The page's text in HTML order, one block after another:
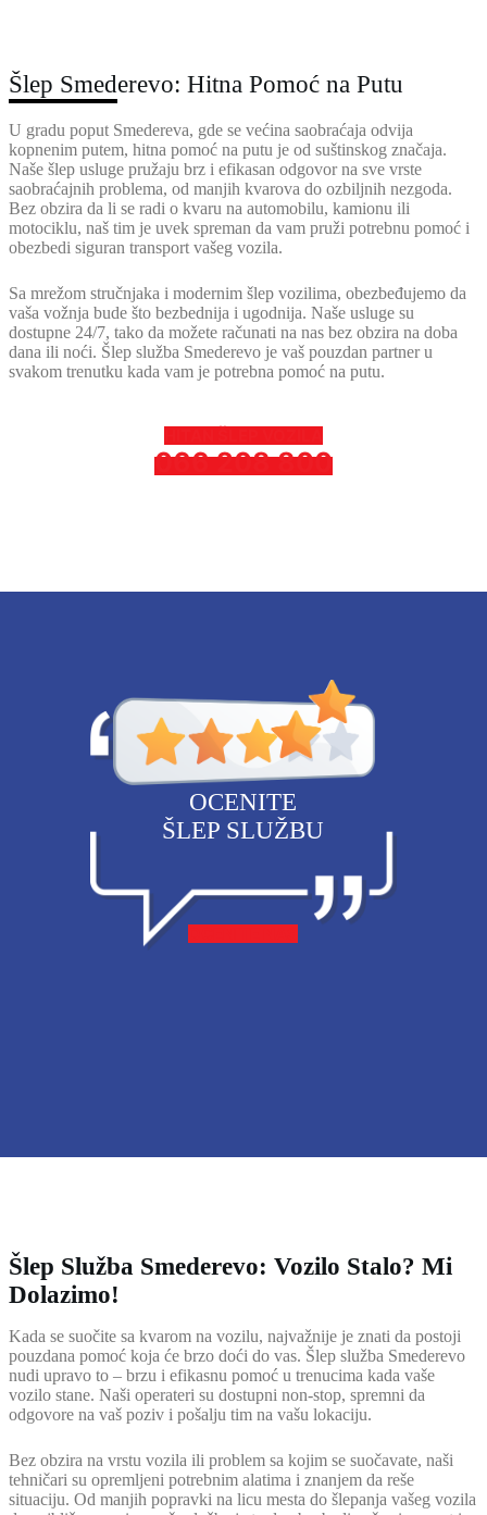
Šlep Smederevo: Hitna Pomoć na Putu
U gradu poput Smedereva, gde se većina saobraćaja odvija
kopnenim putem, hitna pomoć na putu je od suštinskog značaja.
Naše šlep usluge pružaju brz i efikasan odgovor na sve vrste
saobraćajnih problema, od manjih kvarova do ozbiljnih nezgoda.
Bez obzira da li se radi o kvaru na automobilu, kamionu ili
motociklu, naš tim je uvek spreman da vam pruži potrebnu pomoć i
obezbedi siguran transport vašeg vozila.
Sa mrežom stručnjaka i modernim šlep vozilima, obezbeđujemo da
vaša vožnja bude što bezbednija i ugodnija. Naše usluge su
dostupne 24/7, tako da možete računati na nas bez obzira na doba
dana ili noći. Šlep služba Smederevo je vaš pouzdan partner u
svakom trenutku kada vam je potrebna pomoć na putu.
066 208 800
OCENITE
ŠLEP SLUŽBU
Šlep Služba Smederevo: Vozilo Stalo? Mi
Dolazimo!
Kada se suočite sa kvarom na vozilu, najvažnije je znati da postoji
pouzdana pomoć koja će brzo doći do vas. Šlep služba Smederevo
nudi upravo to – brzu i efikasnu pomoć u trenucima kada vaše
vozilo stane. Naši operateri su dostupni non-stop, spremni da
odgovore na vaš poziv i pošalju tim na vašu lokaciju.
Bez obzira na vrstu vozila ili problem sa kojim se suočavate, naši
tehničari su opremljeni potrebnim alatima i znanjem da reše
situaciju. Od manjih popravki na licu mesta do šlepanja vašeg vozila